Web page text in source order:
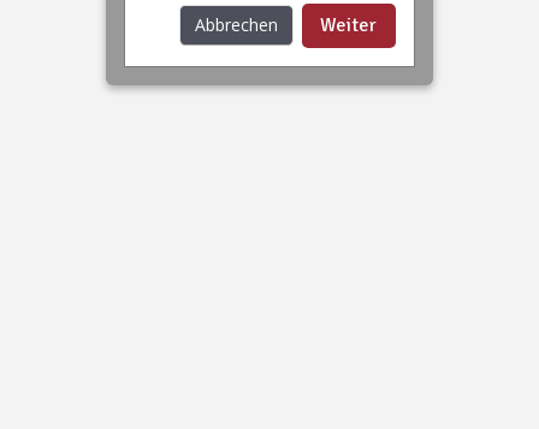
Abbrechen Weiter